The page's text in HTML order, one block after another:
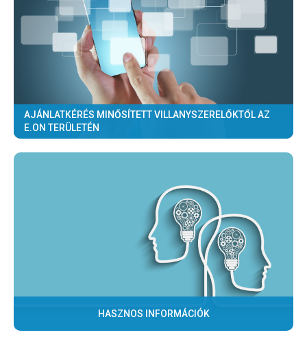
AJÁNLATKÉRÉS MINŐSÍTETT VILLANYSZERELŐKTŐL AZ
E.ON TERÜLETÉN
HASZNOS INFORMÁCIÓK